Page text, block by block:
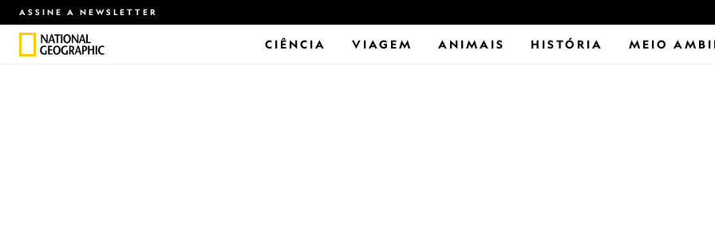
ASSINE A NEWSLETTER
CIÊNCIA VIAGEM ANIMAIS HISTÓRIA MEIO